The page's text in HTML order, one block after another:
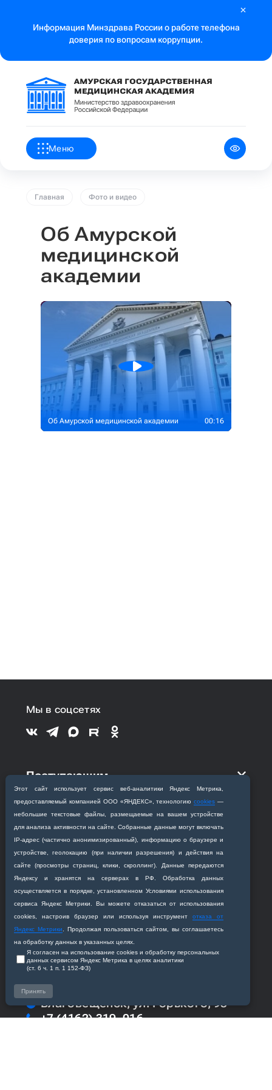
Информация Минздрава России о работе телефона
доверия по вопросам коррупции.
Меню
Главная Фото и видео
Об Амурской
медицинской
академии
Об Амурской медицинской академии 00:16
Этот сайт использует сервис веб‑аналитики Яндекс Метрика,
предоставляемый компанией ООО «ЯНДЕКС», технологиюcookies —
небольшие текстовые файлы, размещаемые на вашем устройстве
для анализа активности на сайте. Собранные данные могут включать
IP‑адрес (частично анонимизированный), информацию о браузере и
устройстве, геолокацию (при наличии разрешения) и действия на
сайте (просмотры страниц, клики, скроллинг). Данные передаются
Яндексу и хранятся на серверах в РФ. Обработка данных
осуществляется в порядке, установленном Условиями использования
сервиса Яндекс Метрики. Вы можете отказаться от использования
cookies, настроив браузер или используя инструментотказа от
Яндекс Метрики . Продолжая пользоваться сайтом, вы соглашаетесь
на обработку данных в указанных целях.
Я согласен на использование cookies и обработку персональных
данных сервисом Яндекс Метрика в целях аналитики
(ст. 6 ч. 1 п. 1 152‑ФЗ)
Принять
Мы в соцсетях
Поступающим
Обучающимся
Сотрудникам
Академия
Кафедры
Приемная комиссия
Благовещенск, ул. Горького, 95
+7 (4162) 319‒016